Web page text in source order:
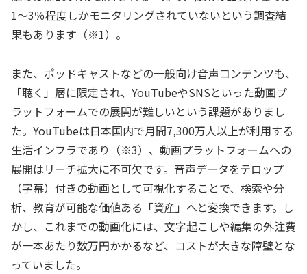
1〜3％程度しかモニタリングされていないという調査結
果もあります（※1）。
また、ポッドキャストなどの一般向け音声コンテンツも、
「聴く」層に限定され、YouTubeやSNSといった動画プ
ラットフォームでの展開が難しいという課題がありまし
た。YouTubeは日本国内で月間7,300万人以上が利用する
生活インフラであり（※3）、動画プラットフォームへの
展開はリーチ拡大に不可欠です。音声データをテロップ
（字幕）付きの動画として可視化することで、検索や分
析、教育が可能な価値ある「資産」へと変換できます。し
かし、これまでの動画化には、文字起こしや編集の外注費
が一本あたり数万円かかるなど、コストが大きな障壁とな
っていました。